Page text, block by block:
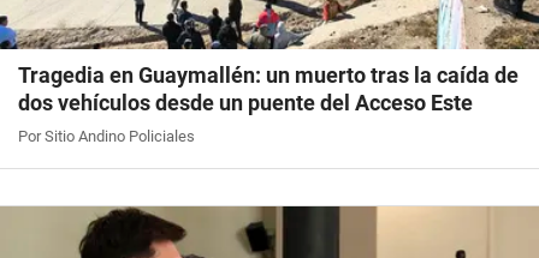
Tragedia en Guaymallén: un muerto tras la caída de
dos vehículos desde un puente del Acceso Este
Por Sitio Andino Policiales